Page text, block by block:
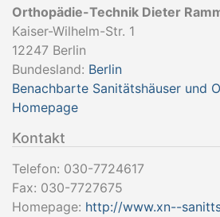
Orthopädie-Technik Dieter
Kaiser-Wilhelm-Str. 1
12247 Berlin
Bundesland: Berlin
Benachbarte Sanitätshäuser und
Homepage
Kontakt
Telefon: 030-7724617
Fax: 030-7727675
Homepage: http://www.xn--